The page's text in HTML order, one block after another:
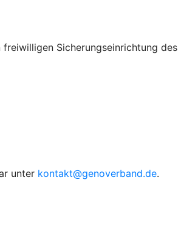
Sicherungseinrichtung des
unter kontakt@genoverband.de.